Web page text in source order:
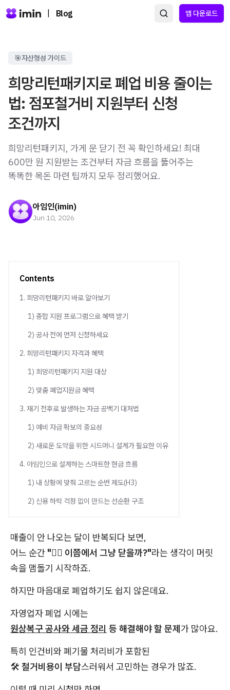
Blog 앱 다운로드
🎯자산형성 가이드
희망리턴패키지로 폐업 비용 줄이는
법: 점포철거비 지원부터 신청
조건까지
희망리턴패키지, 가게 문 닫기 전 꼭 확인하세요! 최대
600만 원 지원받는 조건부터 자금 흐름을 뚫어주는
똑똑한 목돈 마련 팁까지 모두 정리했어요.
아임인(imin)
Jun 10, 2026
Contents
1. 희망리턴패키지 바로 알아보기
1) 종합 지원 프로그램으로 혜택 받기
2) 공사 전에 먼저 신청하세요
2. 희망리턴패키지 자격과 혜택
1) 희망리턴패키지 지원 대상
2) 맞춤 폐업지원금 혜택
3. 재기 전후로 발생하는 자금 공백기 대처법
1) 예비 자금 확보의 중요성
2) 새로운 도약을 위한 시드머니 설계가 필요한 이유
4. 아임인으로 설계하는 스마트한 현금 흐름
1) 내 상황에 맞춰 고르는 순번 제도(H3)
2) 신용 하락 걱정 없이 만드는 선순환 구조
매출이 안 나오는 달이 반복되다 보면,
어느 순간 "😮‍💨 이쯤에서 그냥 닫을까?"라는 생각이 머릿
속을 맴돌기 시작하죠.
하지만 마음대로 폐업하기도 쉽지 않은데요.
자영업자 폐업 시에는
원상복구 공사와 세금 정리 등 해결해야 할 문제가 많아요.
특히 인건비와 폐기물 처리비가 포함된
🛠️ 철거비용이 부담스러워서 고민하는 경우가 많죠.